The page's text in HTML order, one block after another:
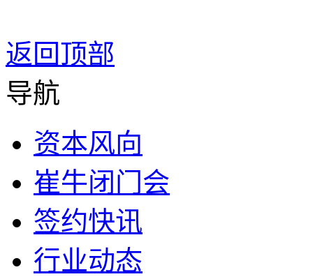
返回顶部
导航
资本风向
崔牛闭门会
签约快讯
行业动态